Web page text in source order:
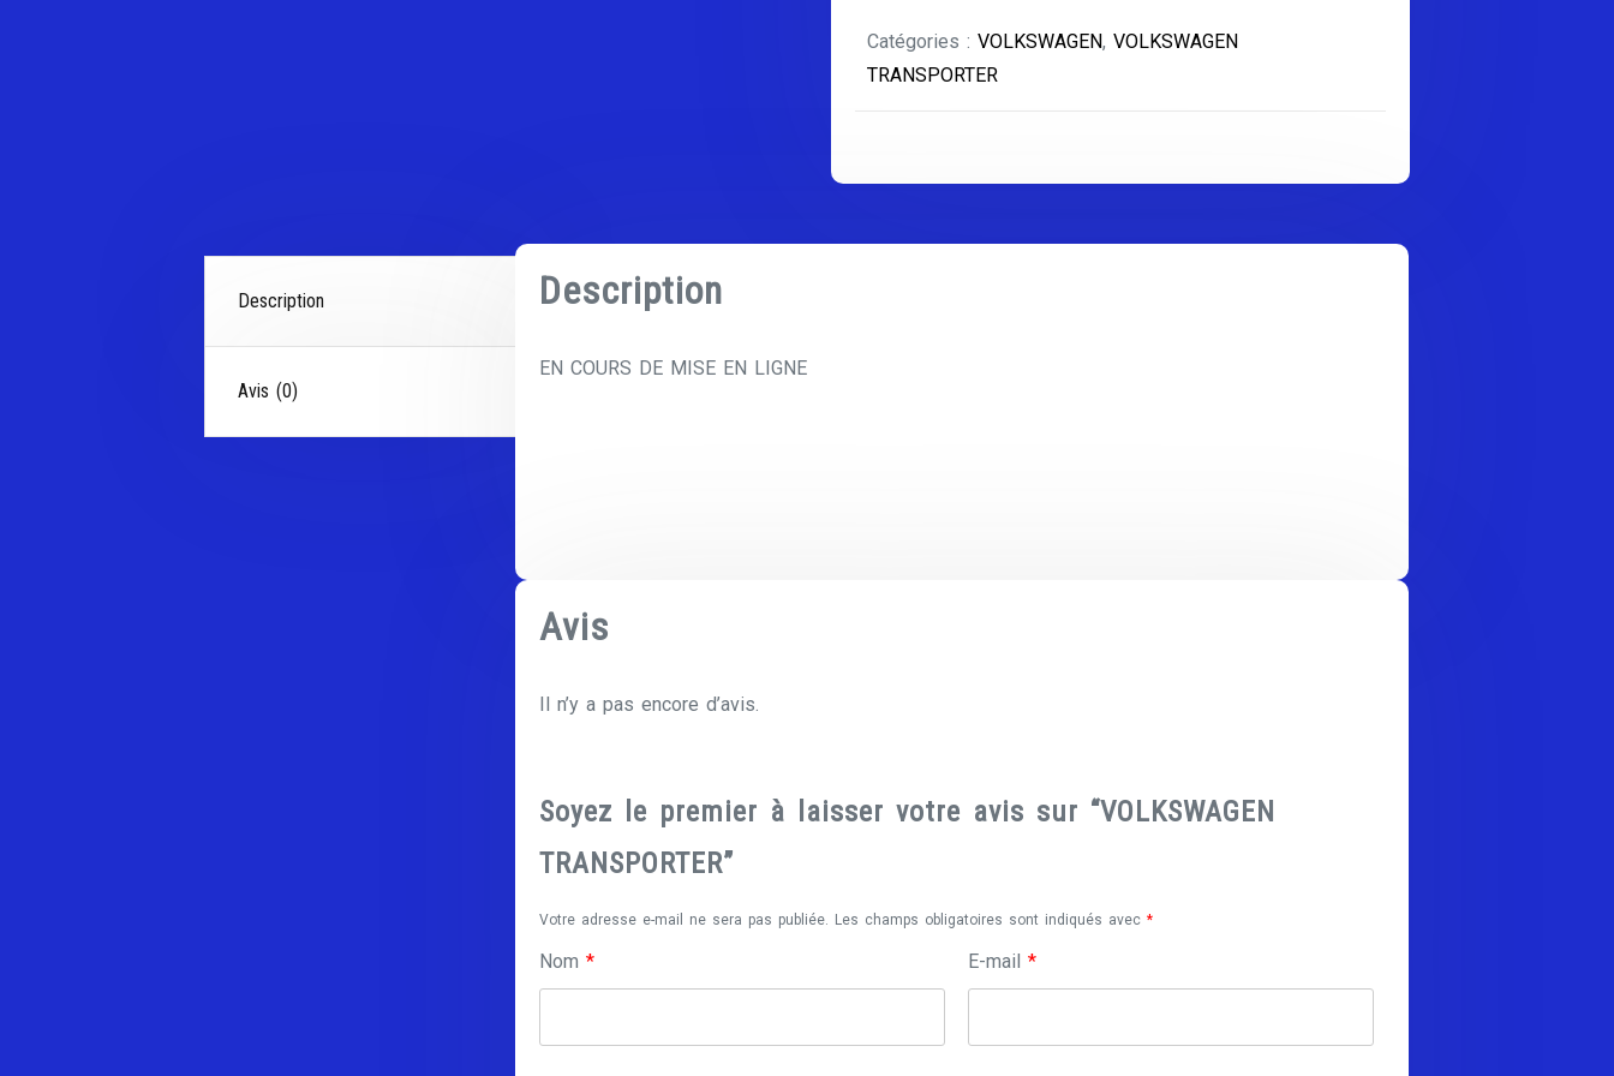
Catégories :VOLKSWAGEN,VOLKSWAGEN
TRANSPORTER
Description
Avis (0)
Description
EN COURS DE MISE EN LIGNE
Avis
Il n’y a pas encore d’avis.
Soyez le premier à laisser votre avis sur “VOLKSWAGEN
TRANSPORTER”
Votre adresse e-mail ne sera pas publiée. Les champs obligatoires sont indiqués avec *
Nom * E-mail *